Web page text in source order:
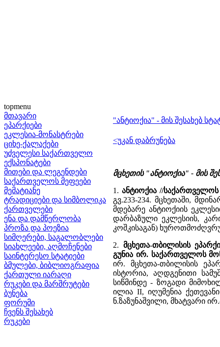
topmenu
მთავარი
ეპარქიები
ეკლესია-მონასტრები
ციხე-ქალაქები
უძველესი საქართველო
ექსპონატები
მითები და ლეგენდები
საქართველოს მეფეები
მემატიანე
ტრადიციები და სიმბოლიკა
ქართველები
ენა და დამწერლობა
პროზა და პოეზია
სიმღერები, საგალობლები
სიახლეები, აღმოჩენები
საინტერესო სტატიები
ბმულები, ბიბლიოგრაფია
ქართული იარაღი
რუკები და მარშრუტები
ბუნება
ფორუმი
ჩვენს შესახებ
რუკები
"ანტიოქია" - მის შესახებ
<უკან დაბრუნება
მცხეთის "ანტიოქია" - მის
1. ანტიოქია //
გვ.233-234. მცხეთაში,
მდებარე ანტიოქიის
დარბაზული ეკლესიის,
კოშკისაგან)
2. მცხეთა-თბილისის
გუნია ირ. საქართველოს
ირ. მცხეთა-თბილისის
ისტორია, აღდგენითი
სიწმინდე - ზოგადი
ილია II, იღუმენია
ნ.ზაზუნაშვილი, მხატვარი